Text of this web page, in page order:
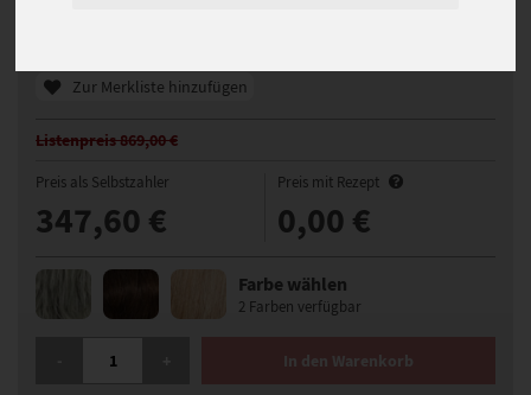
Zur Merkliste hinzufügen
Listenpreis 869,00 €
Preis als Selbstzahler
347,60 €
Preis mit Rezept
0,00 €
Farbe wählen
2 Farben verfügbar
In den Warenkorb